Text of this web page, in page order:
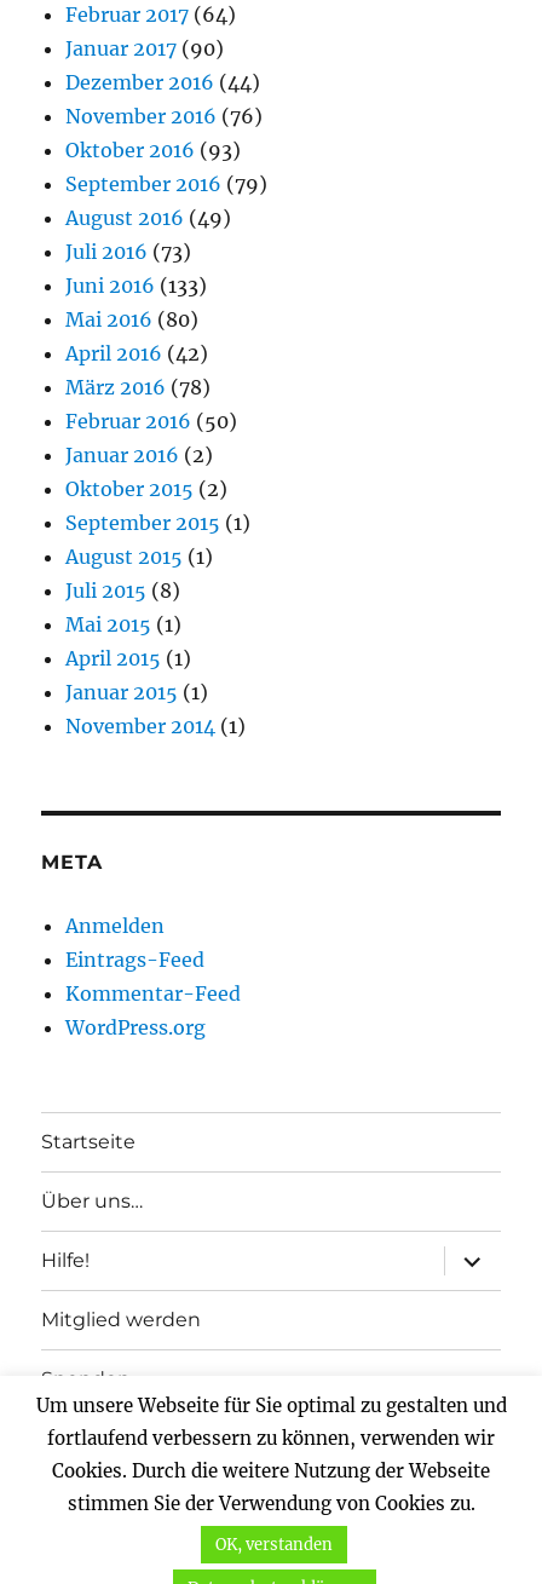
Februar 2017 (64)
Januar 2017 (90)
Dezember 2016 (44)
November 2016 (76)
Oktober 2016 (93)
September 2016 (79)
August 2016 (49)
Juli 2016 (73)
Juni 2016 (133)
Mai 2016 (80)
April 2016 (42)
März 2016 (78)
Februar 2016 (50)
Januar 2016 (2)
Oktober 2015 (2)
September 2015 (1)
August 2015 (1)
Juli 2015 (8)
Mai 2015 (1)
April 2015 (1)
Januar 2015 (1)
November 2014 (1)
META
Anmelden
Eintrags-Feed
Kommentar-Feed
WordPress.org
Startseite
Über uns…
Hilfe!
anzeigen
Mitglied werden
Spenden
Impressum
Datenschutz
Mit Stolz präsentiert von WordPress
Um unsere Webseite für Sie optimal zu gestalten und
fortlaufend verbessern zu können, verwenden wir
Cookies. Durch die weitere Nutzung der Webseite
stimmen Sie der Verwendung von Cookies zu.
OK, verstanden